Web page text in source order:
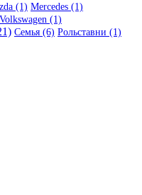
(1) Mercedes (1)
Volkswagen (1)
Семья (6) Рольставни (1)